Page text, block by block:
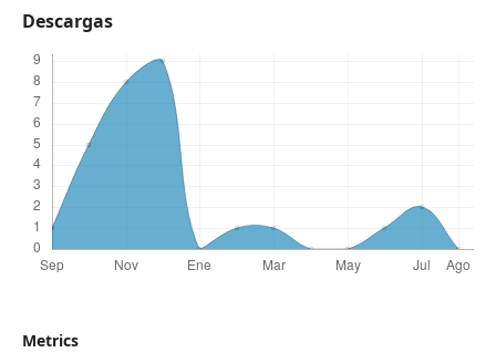
Descargas
Metrics